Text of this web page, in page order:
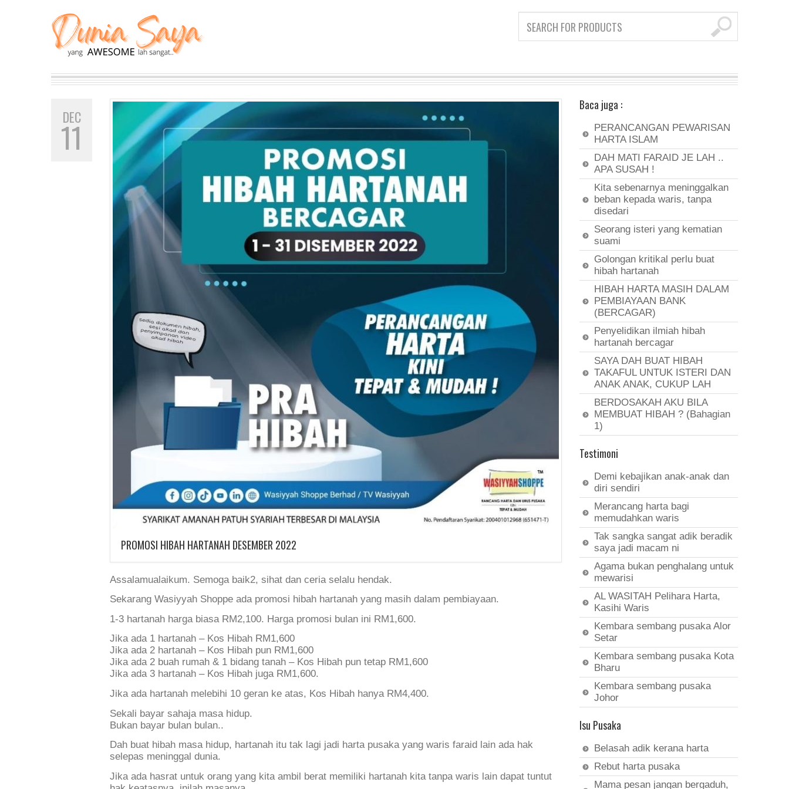
DEC
11
PROMOSI HIBAH HARTANAH DESEMBER 2022
Assalamualaikum. Semoga baik2, sihat dan ceria selalu hendak.
Sekarang Wasiyyah Shoppe ada promosi hibah hartanah yang masih dalam pembiayaan.
1-3 hartanah harga biasa RM2,100. Harga promosi bulan ini RM1,600.
Jika ada 1 hartanah – Kos Hibah RM1,600
Jika ada 2 hartanah – Kos Hibah pun RM1,600
Jika ada 2 buah rumah & 1 bidang tanah – Kos Hibah pun tetap RM1,600
Jika ada 3 hartanah – Kos Hibah juga RM1,600.
Jika ada hartanah melebihi 10 geran ke atas, Kos Hibah hanya RM4,400.
Sekali bayar sahaja masa hidup.
Bukan bayar bulan bulan..
Dah buat hibah masa hidup, hartanah itu tak lagi jadi harta pusaka yang waris faraid lain ada hak
selepas meninggal dunia.
Jika ada hasrat untuk orang yang kita ambil berat memiliki hartanah kita tanpa waris lain dapat tuntut
Baca juga :
PERANCANGAN PEWARISAN
HARTA ISLAM
DAH MATI FARAID JE LAH ..
APA SUSAH !
Kita sebenarnya meninggalkan
beban kepada waris, tanpa
disedari
Seorang isteri yang kematian
suami
Golongan kritikal perlu buat
hibah hartanah
HIBAH HARTA MASIH DALAM
PEMBIAYAAN BANK
(BERCAGAR)
Penyelidikan ilmiah hibah
hartanah bercagar
SAYA DAH BUAT HIBAH
TAKAFUL UNTUK ISTERI DAN
ANAK ANAK, CUKUP LAH
BERDOSAKAH AKU BILA
MEMBUAT HIBAH ? (Bahagian
1)
Testimoni
Demi kebajikan anak-anak dan
diri sendiri
Merancang harta bagi
memudahkan waris
Tak sangka sangat adik beradik
saya jadi macam ni
Agama bukan penghalang untuk
mewarisi
AL WASITAH Pelihara Harta,
Kasihi Waris
Kembara sembang pusaka Alor
Setar
Kembara sembang pusaka Kota
Bharu
Kembara sembang pusaka
Johor
Isu Pusaka
Belasah adik kerana harta
Rebut harta pusaka
Mama pesan jangan bergaduh,